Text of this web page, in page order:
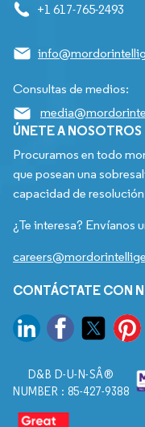
+1 617-765-2493
Consultas de medios:
ÚNETE A NOSOTROS
Procuramos en todo
que posean una
capacidad de
¿Te interesa? Envíanos
CONTÁCTATE CON
D&B D-U-N-SÂ®
NUMBER : 85-427-9388